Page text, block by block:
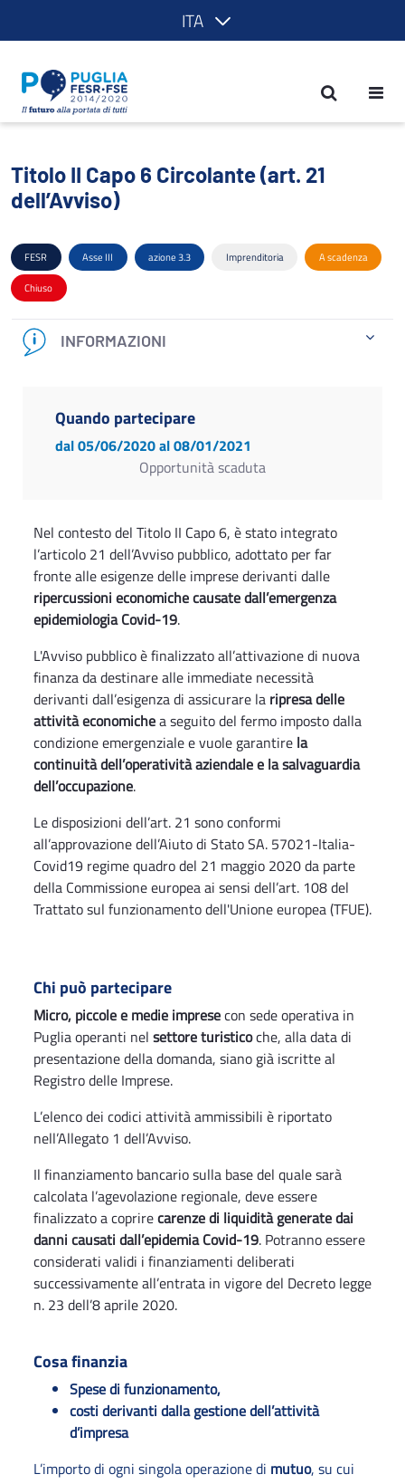
ITA
Titolo II Capo 6 Circolante (art. 21
Titolo II Capo 6 Circolante (art. 21
dell’Avviso)
FESR Asse III azione 3.3 Imprenditoria A scadenza
Chiuso
INFORMAZIONI
Quando partecipare
dal 05/06/2020al 08/01/2021
Opportunità scaduta
Nel contesto del Titolo II Capo 6, è stato integrato
l’articolo 21 dell’Avviso pubblico, adottato per far
fronte alle esigenze delle imprese derivanti dalle
ripercussioni economiche causate dall’emergenza
epidemiologia Covid-19.
L'Avviso pubblico è finalizzato all’attivazione di nuova
finanza da destinare alle immediate necessità
derivanti dall’esigenza di assicurare la ripresa delle
attività economichea seguito del fermo imposto dalla
condizione emergenziale e vuole garantire la
continuità dell’operatività aziendale e la salvaguardia
dell’occupazione.
Le disposizioni dell’art. 21 sono conformi
all’approvazione dell’Aiuto di Stato SA. 57021-Italia-
Covid19 regime quadro del 21 maggio 2020 da parte
della Commissione europea ai sensi dell’art. 108 del
Trattato sul funzionamento dell'Unione europea (TFUE).
Chi può partecipare
Micro, piccole e medie impresecon sede operativa in
Puglia operanti nel settore turisticoche, alla data di
presentazione della domanda, siano già iscritte al
Registro delle Imprese.
L’elenco dei codici attività ammissibili è riportato
nell’Allegato 1 dell’Avviso.
Il finanziamento bancario sulla base del quale sarà
calcolata l’agevolazione regionale, deve essere
finalizzato a coprirecarenze di liquidità generate dai
danni causati dall’epidemia Covid-19. Potranno essere
considerati validi i finanziamenti deliberati
successivamente all’entrata in vigore del Decreto legge
n. 23 dell’8 aprile 2020.
Cosa finanzia
Spese di funzionamento,
costi derivanti dalla gestione dell’attività
d’impresa
L’importo di ogni singola operazione di mutuo, su cui